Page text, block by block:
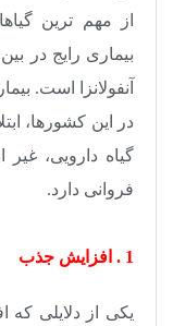
از مهم ترین
بیماری رایج در
آنفولانزا است.
در این کشورها،
گیاه دارویی،
فروانی دارد.
1 . افزایش جذب
یکی از دلایلی